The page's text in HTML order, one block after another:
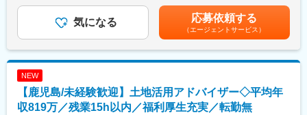
しています。経験を活かしながら、安定した環境で公共インフラ
事業に貢献したい方を歓迎します。
変更の範囲：会社の定める業務
革を伴う更なる事業拡大を目指して基盤となる組織強化を行うべ
く、新たなメンバーを募集します。
・現場管理
・図面管理
円を支給。 30時間を超過した場合は追加で支給。■資格手当あり■
賞与：年2回（7月・12月）昨年度実績 計3.40ヶ月分■昇給：年1
回※金額1月あたり 3,000～15,000円（前年度実績）賃金はあくま
でも目安の金額であり、選考を通じて上下する可能性がありま
す。月給(月額)は固定手当を含めた表記です。
気になる 応募依頼する
（エージェントサービス）
NEW
【鹿児島/未経験歓迎】土地活用アドバイザー◇平均年
収819万／残業15h以内／福利厚生充実／転勤無